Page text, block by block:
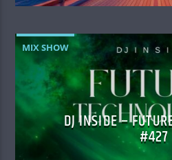
MIX SHOW
DJ INSIDE –
#427